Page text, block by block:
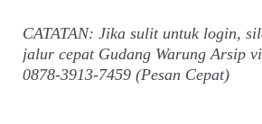
CATATAN: Jika sulit untuk login,
jalur cepat Gudang Warung Arsip
0878-3913-7459 (Pesan Cepat)